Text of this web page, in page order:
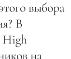
выбора
В
High
на